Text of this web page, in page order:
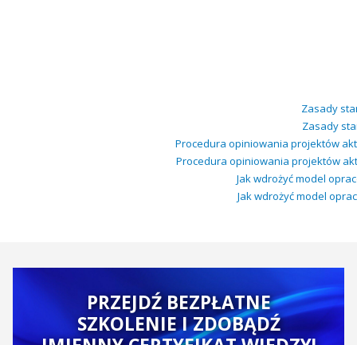
Zasady
Zasady
Procedura opiniowania projektów
Procedura opiniowania projektów
Jak wdrożyć model
Jak wdrożyć model
PRZEJDŹ BEZPŁATNE
SZKOLENIE I ZDOBĄDŹ